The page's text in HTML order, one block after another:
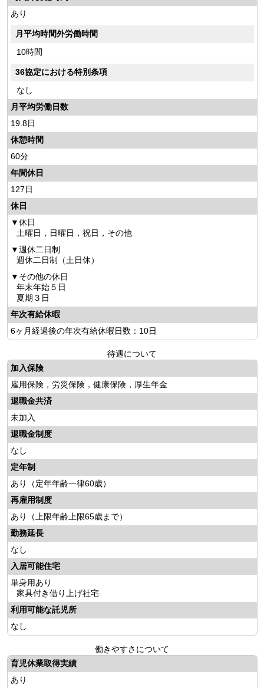
あり
月平均時間外労働時間
10時間
36協定における特別条項
なし
月平均労働日数
19.8日
休憩時間
60分
年間休日
127日
休日
休日
土曜日，日曜日，祝日，その他
週休二日制
週休二日制（土日休）
その他の休日
年末年始５日
夏期３日
年次有給休暇
6ヶ月経過後の年次有給休暇日数：10日
待遇について
加入保険
雇用保険，労災保険，健康保険，厚生年金
退職金共済
未加入
退職金制度
なし
定年制
あり
（定年年齢一律60歳）
再雇用制度
あり
（上限年齢上限65歳まで）
勤務延長
なし
入居可能住宅
単身用あり
家具付き借り上げ社宅
利用可能な託児所
なし
働きやすさについて
育児休業取得実績
あり